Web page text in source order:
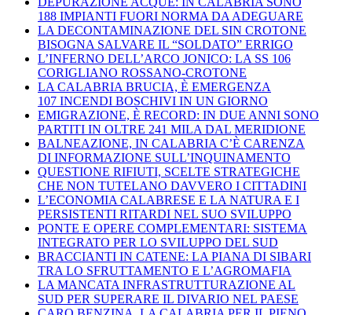
188 IMPIANTI FUORI NORMA DA ADEGUARE
LA DECONTAMINAZIONE DEL SIN CROTONE
BISOGNA SALVARE IL “SOLDATO” ERRIGO
L’INFERNO DELL’ARCO JONICO: LA SS 106
CORIGLIANO ROSSANO-CROTONE
LA CALABRIA BRUCIA, È EMERGENZA
107 INCENDI BOSCHIVI IN UN GIORNO
EMIGRAZIONE, È RECORD: IN DUE ANNI SONO
PARTITI IN OLTRE 241 MILA DAL MERIDIONE
BALNEAZIONE, IN CALABRIA C’È CARENZA
DI INFORMAZIONE SULL’INQUINAMENTO
QUESTIONE RIFIUTI, SCELTE STRATEGICHE
CHE NON TUTELANO DAVVERO I CITTADINI
L’ECONOMIA CALABRESE E LA NATURA E I
PERSISTENTI RITARDI NEL SUO SVILUPPO
PONTE E OPERE COMPLEMENTARI: SISTEMA
INTEGRATO PER LO SVILUPPO DEL SUD
BRACCIANTI IN CATENE: LA PIANA DI SIBARI
TRA LO SFRUTTAMENTO E L’AGROMAFIA
LA MANCATA INFRASTRUTTURAZIONE AL
SUD PER SUPERARE IL DIVARIO NEL PAESE